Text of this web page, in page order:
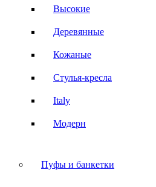
Высокие
Деревянные
Кожаные
Стулья-кресла
Italy
Модерн
Пуфы и банкетки